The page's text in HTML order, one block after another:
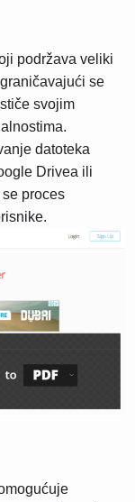
podržava veliki
se
svojim
datoteka
Drivea ili
proces